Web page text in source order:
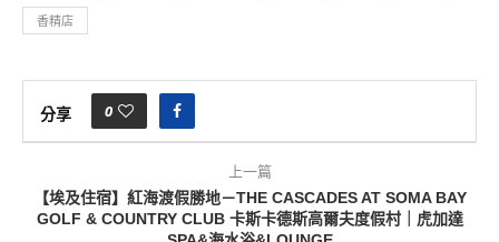
香精店
分享 0
上一篇
【埃及住宿】紅海渡假勝地－THE CASCADES AT SOMA BAY
GOLF & COUNTRY CLUB 卡斯卡德斯高爾夫度假村｜虎加達